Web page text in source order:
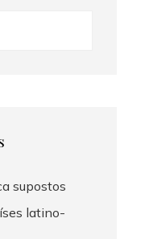
supostos
latino-